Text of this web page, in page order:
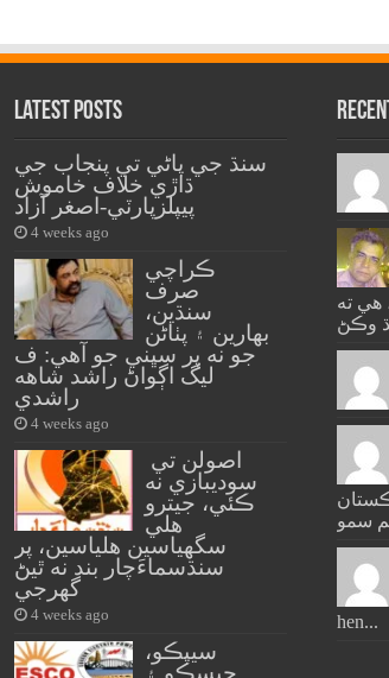
Latest Posts
سنڌ جي پاڻي تي پنجاب جي
ڌاڙي خلاف خاموش
پيپلزپارٽي-اصغر آزاد
4 weeks ago
ڪراچي
صرف
سنڌين،
بهارين ۽ پٺاڻن
جو نه پر سڀني جو آهي: ف
ليگ اڳواڻ راشد شاهه
راشدي
4 weeks ago
سوديبازي نه
ڪئي، جيترو
هلي
سگهياسين هلياسين، پر
سنڌسماءَچار بند نه ٿيڻ
گهرجي
4 weeks ago
سيپڪو،
حيسڪو ۽
ته
hen...